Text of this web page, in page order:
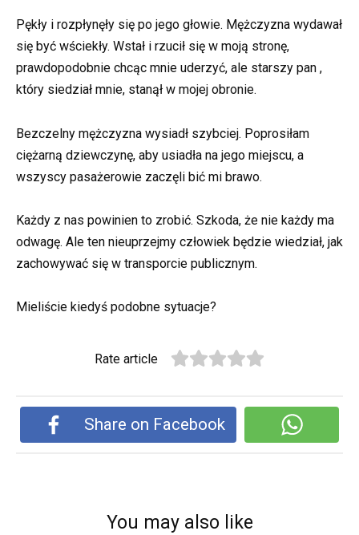
Pękły i rozpłynęły się po jego głowie. Mężczyzna wydawał
się być wściekły. Wstał i rzucił się w moją stronę,
prawdopodobnie chcąc mnie uderzyć, ale starszy pan ,
który siedział mnie, stanął w mojej obronie.
Bezczelny mężczyzna wysiadł szybciej. Poprosiłam
ciężarną dziewczynę, aby usiadła na jego miejscu, a
wszyscy pasażerowie zaczęli bić mi brawo.
Każdy z nas powinien to zrobić. Szkoda, że nie każdy ma
odwagę. Ale ten nieuprzejmy człowiek będzie wiedział, jak
zachowywać się w transporcie publicznym.
Mieliście kiedyś podobne sytuacje?
Rate article
Share on Facebook
You may also like